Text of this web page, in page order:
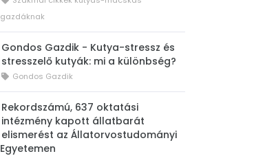
gazdáknak
Gondos Gazdik - Kutya-stressz és
stresszelő kutyák: mi a különbség?
Gondos Gazdik
Rekordszámú, 637 oktatási
intézmény kapott állatbarát
elismerést az Állatorvostudományi
Egyetemen